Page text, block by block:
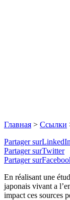
Главная > Ссылки
Partager surLinkedIn
Partager surTwitter
Partager
En réalisant une
japonais vivant a
impact ces sources